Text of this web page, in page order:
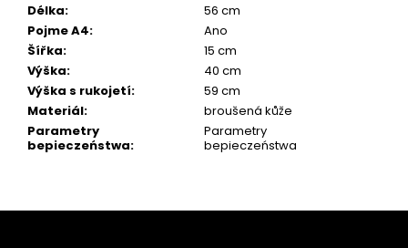
Délka:
56 cm
Pojme A4:
Ano
Šířka:
15 cm
Výška:
40 cm
Výška s rukojetí:
59 cm
Materiál:
broušená kůže
Parametry
bepieczeństwa:
Parametry
bepieczeństwa
Z